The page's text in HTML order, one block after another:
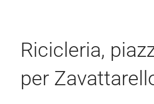
Ricicleria,
per